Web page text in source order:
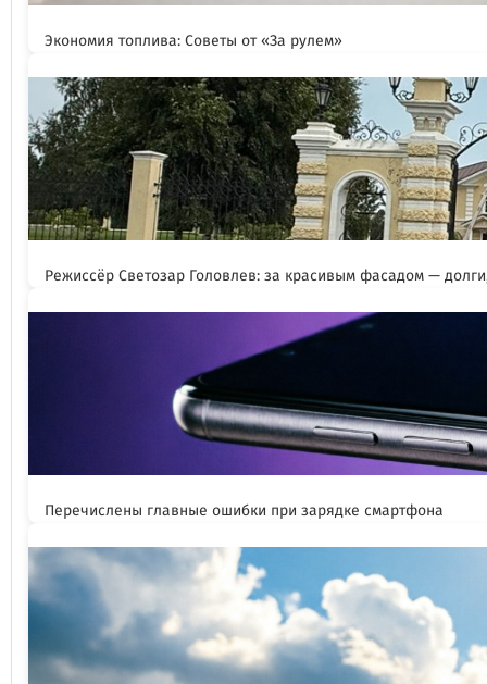
Экономия топлива: Советы от «За рулем»
Режиссёр Светозар Головлев: за красивым фасадом —
Перечислены главные ошибки при зарядке смартфона